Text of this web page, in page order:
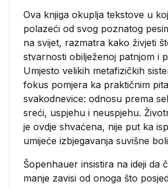
Ova knjiga okuplja tekstove u
polazeći od svog poznatog
na svijet, razmatra kako živjeti
stvarnosti obilježenoj patnjom i
Umjesto velikih metafizičkih
fokus pomjera ka praktičnim
svakodnevice: odnosu prema
sreći, uspjehu i neuspjehu.
je ovdje shvaćena, nije put ka
umijeće izbjegavanja suvišne
Šopenhauer insistira na ideji da
manje zavisi od onoga što